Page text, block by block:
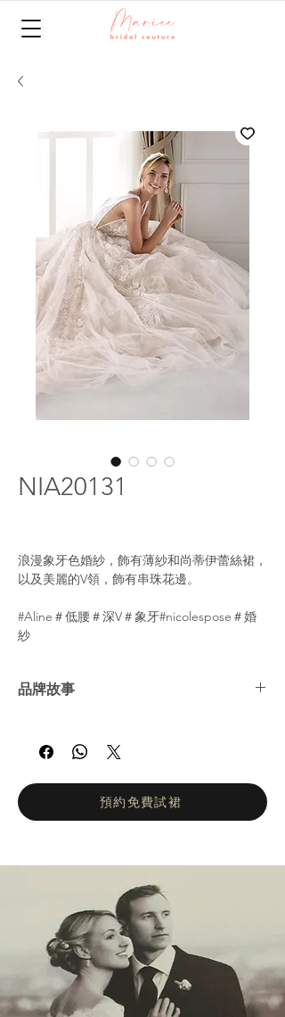
NIA20131
浪漫象牙色婚紗，飾有薄紗和尚蒂伊蕾絲裙，
以及美麗的V領，飾有串珠花邊。
#Aline＃低腰＃深V＃象牙#nicolespose＃婚
紗
品牌故事
情是卻是家族傳統的一部分。 該品牌的創始
人亞歷山德拉·里諾多（Alessandra
始呼吸著古老的高級時裝裁縫店的氣氛。 妮
可時裝集團Nicole Spose繼續在意大利和全球
預約免費試裙